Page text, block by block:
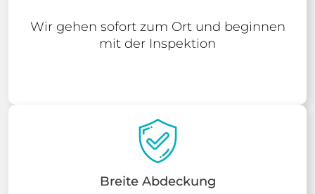
Wir gehen sofort zum Ort und beginnen
mit der Inspektion
Breite Abdeckung